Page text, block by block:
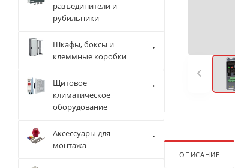
ОПИСАНИЕ
разъединители и
рубильники
Шкафы, боксы и
клеммные коробки
Щитовое
климатическое
оборудование
Аксессуары для
монтажа